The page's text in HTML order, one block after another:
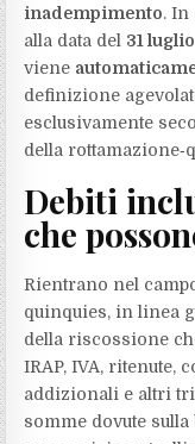
inadempimento. In
alla data del 31
viene
definizione
esclusivamente
della
Debiti
che
Rientrano nel
quinquies, in linea
della riscossione
IRAP, IVA, ritenute,
addizionali e altri
somme dovute